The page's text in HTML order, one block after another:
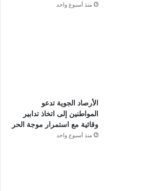
منذ أسبوع واحد
الأرصاد الجوية تدعو
المواطنين إلى اتخاذ تدابير
وقائية مع استمرار موجة الحر
منذ أسبوع واحد